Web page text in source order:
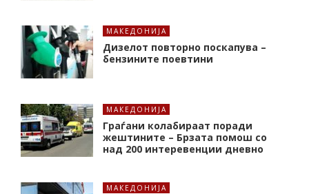
МАКЕДОНИЈА
Дизелот повторно поскапува –
бензините поевтини
МАКЕДОНИЈА
Граѓани колабираат поради
жештините – Брзата помош со
над 200 интеревенции дневно
МАКЕДОНИЈА